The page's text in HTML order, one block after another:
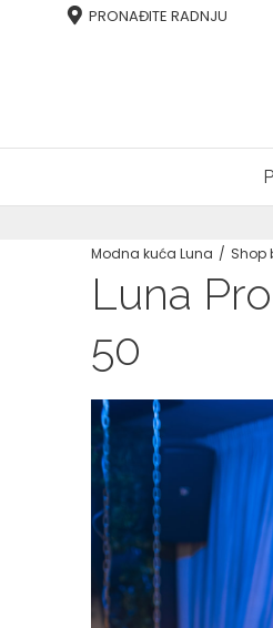
PRONAĐITE RADNJU
Modna kuća Luna Shop
Luna
50